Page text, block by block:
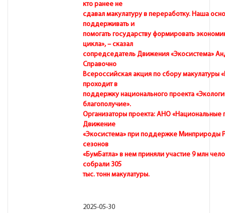
кто ранее не
сдавал макулатуру в переработку. Наша
поддерживать и
помогать государству формировать
цикла», – сказал
сопредседатель Движения «Экосистема»
Справочно
Всероссийская акция по сбору макулатуры
проходит в
поддержку национального проекта
благополучие».
Организаторы проекта: АНО «Национальные
Движение
«Экосистема» при поддержке Минприроды
сезонов
«БумБатла» в нем приняли участие 9 млн
собрали 305
тыс. тонн макулатуры.
2025-05-30